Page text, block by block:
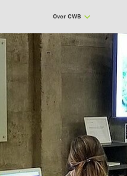
Over CWB